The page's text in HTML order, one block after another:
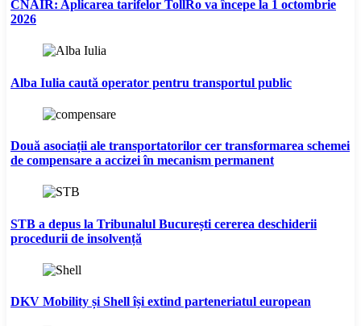
CNAIR: Aplicarea tarifelor TollRo va începe la 1 octombrie
2026
Alba Iulia caută operator pentru transportul public
Două asociații ale transportatorilor cer transformarea schemei
de compensare a accizei în mecanism permanent
STB a depus la Tribunalul București cererea deschiderii
procedurii de insolvență
DKV Mobility și Shell își extind parteneriatul european